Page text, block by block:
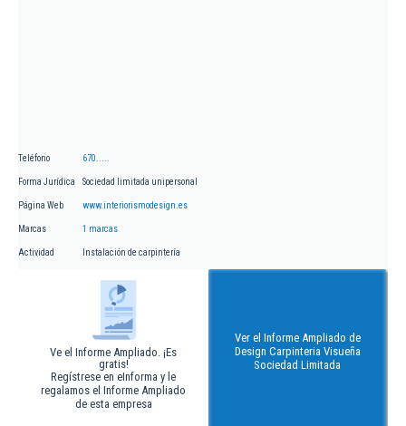
Teléfono 670.....
Forma Jurídica Sociedad limitada unipersonal
Página Web www.interiorismodesign.es
Marcas 1 marcas
Actividad Instalación de carpintería
Ve el Informe Ampliado. ¡Es
gratis!
Regístrese en eInforma y le
regalamos el Informe Ampliado
de esta empresa
Ver el Informe Ampliado de
Design Carpinteria Visueña
Sociedad Limitada